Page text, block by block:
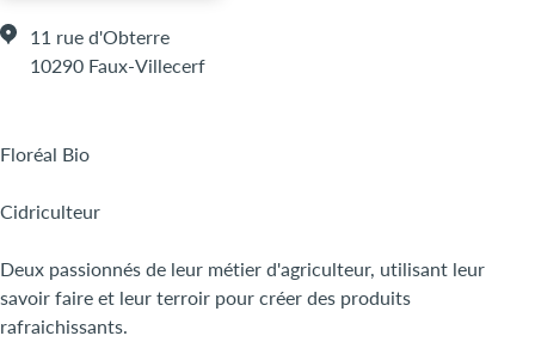
11 rue d'Obterre
10290 Faux-Villecerf
Floréal Bio
Cidriculteur
Deux passionnés de leur métier d'agriculteur, utilisant leur
savoir faire et leur terroir pour créer des produits
rafraichissants.